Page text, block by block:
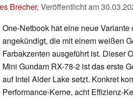
Brecher, Veröffentlicht am
One-Netbook hat eine neue
angekündigt, die mit einem weißen
Farbakzenten ausgeführt ist. Dieser
Mini Gundam RX-78-2 ist das erste
auf Intel Alder Lake setzt. Konkret
Performance-Kerne, acht Effizienz-